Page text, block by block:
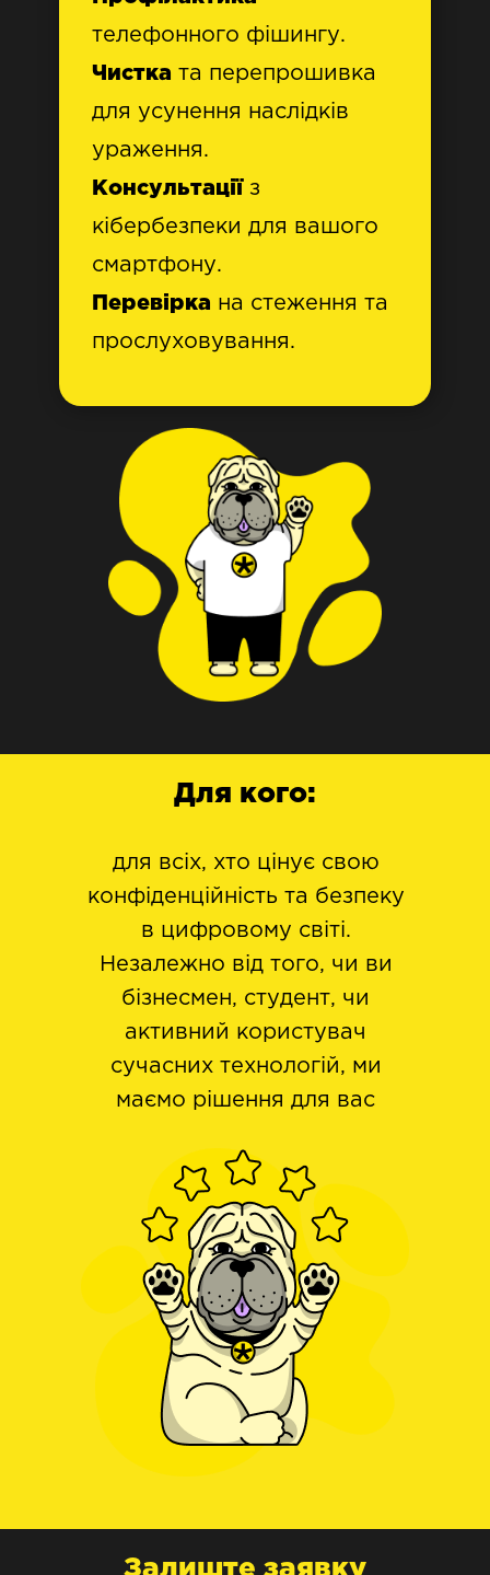
телефонного фішингу.
Чистка та перепрошивка
для усунення наслідків
ураження.
Консультації з
кібербезпеки для вашого
смартфону.
Перевірка на стеження та
прослуховування.
Для кого:
для всіх, хто цінує свою
конфіденційність та безпеку
в цифровому світі.
Незалежно від того, чи ви
бізнесмен, студент, чи
активний користувач
сучасних технологій, ми
маємо рішення для вас
Залиште заявку